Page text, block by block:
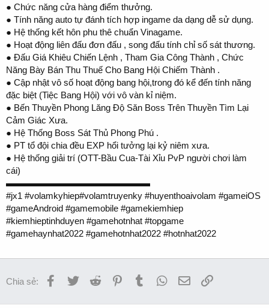
● Chức năng cửa hàng điểm thưởng.
● Tính năng auto tự đánh tích hợp ingame da dạng dễ sử dụng.
● Hệ thống kết hôn phu thê chuẩn Vinagame.
● Hoạt động liên đấu đơn đấu , song đấu tính chỉ số sát thương.
● Đấu Giá Khiêu Chiến Lệnh , Tham Gia Công Thành , Chức
Năng Bày Bán Thu Thuế Cho Bang Hội Chiếm Thành .
● Cập nhật vô số hoạt động bang hội,trong đó kể đến tính năng
đặc biệt (Tiệc Bang Hội) với vô vàn kỉ niệm.
● Bến Thuyền Phong Lăng Độ Săn Boss Trên Thuyền Tìm Lại
Cảm Giác Xưa.
● Hệ Thống Boss Sát Thủ Phong Phú .
● PT tổ đội chia đều EXP hổi tưởng lại kỷ niêm xưa.
● Hệ thống giải trí (OTT-Bầu Cua-Tài Xỉu PvP người chơi làm
cái)
▬▬▬▬▬▬▬▬▬▬▬▬▬▬▬▬
#jx1 #volamkyhiep#volamtruyenky #huyenthoaivolam #gameiOS
#gameAndroid #gamemobile #gamekiemhiep
#kiemhieptinhduyen #gamehotnhat #topgame
#gamehaynhat2022 #gamehotnhat2022 #hotnhat2022
Chia sẻ: Facebook
TwitterReddit PinterestTumblrWhatsApp
EmailLink